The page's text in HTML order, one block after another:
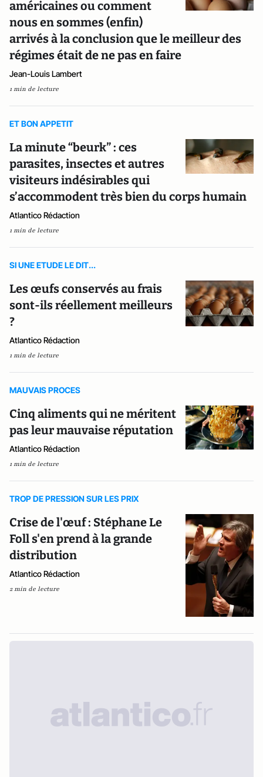
américaines ou comment
nous en sommes (enfin)
arrivés à la conclusion que le meilleur des
régimes était de ne pas en faire
Jean-Louis Lambert
1 min de lecture
ET BON APPETIT
La minute “beurk” : ces
parasites, insectes et autres
visiteurs indésirables qui
s’accommodent très bien du corps humain
Atlantico Rédaction
1 min de lecture
SI UNE ETUDE LE DIT...
Les œufs conservés au frais
sont-ils réellement meilleurs
?
Atlantico Rédaction
1 min de lecture
MAUVAIS PROCES
Cinq aliments qui ne méritent
pas leur mauvaise réputation
Atlantico Rédaction
1 min de lecture
TROP DE PRESSION SUR LES PRIX
Crise de l'œuf : Stéphane Le
Foll s'en prend à la grande
distribution
Atlantico Rédaction
2 min de lecture